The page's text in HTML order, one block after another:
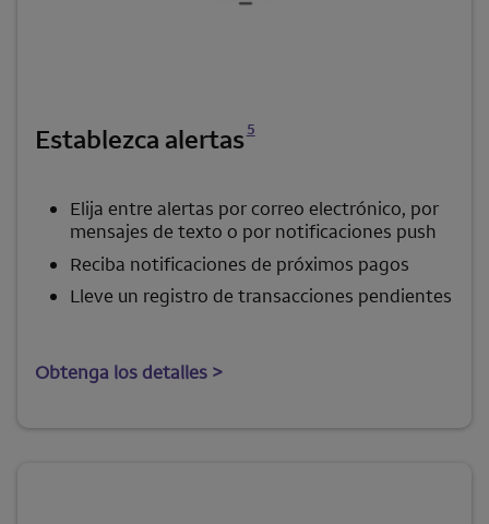
Establezca alertas5
Elija entre alertas por correo electrónico, por
mensajes de texto o por notificaciones push
Reciba notificaciones de próximos pagos
Lleve un registro de transacciones pendientes
Obtenga los detalles >